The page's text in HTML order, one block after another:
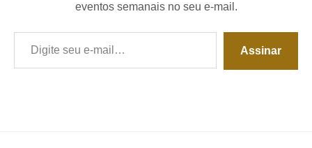
eventos semanais no seu e-mail.
Digite seu e-mail…
Assinar